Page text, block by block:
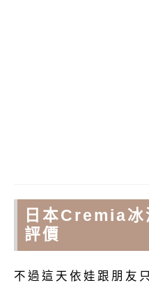
日本Cremia冰
評價
不過這天依娃跟朋友